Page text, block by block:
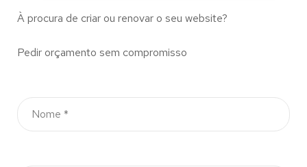
À procura de criar ou renovar o seu website?
Pedir orçamento sem compromisso